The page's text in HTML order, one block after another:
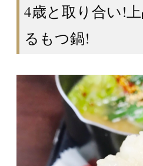
4歳と取り合い!
るもつ鍋!